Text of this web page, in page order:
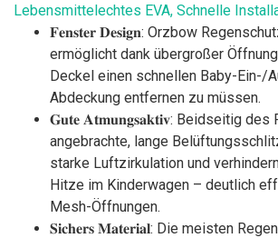
Lebensmittelechtes EVA, Schnelle
𝐅𝐞𝐧𝐬𝐭𝐞𝐫 𝐃𝐞𝐬𝐢𝐠𝐧: Orzbow
ermöglicht dank übergroßer
Deckel einen schnellen Baby-Ein-/
Abdeckung entfernen zu müssen.
𝐆𝐮𝐭𝐞 𝐀𝐭𝐦𝐮𝐧𝐠𝐬𝐚𝐤𝐭𝐢𝐯: Beidseitig des
angebrachte, lange
starke Luftzirkulation und
Hitze im Kinderwagen – deutlich
Mesh-Öffnungen.
𝐒𝐢𝐜𝐡𝐞𝐫𝐬 𝐌𝐚𝐭𝐞𝐫𝐢𝐚𝐥: Die meisten